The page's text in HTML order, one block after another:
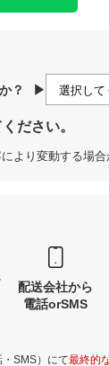
？ ▶
ださい。
より変動する場合
配送会社から
電話orSMS
SMS）にて最終的